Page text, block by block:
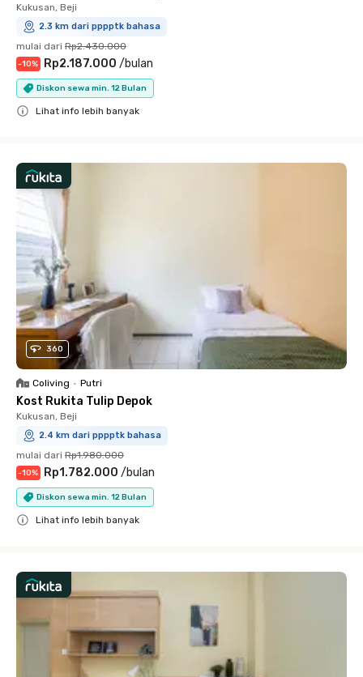
Kukusan, Beji
2.3 km dari pppptk bahasa
mulai dari Rp2.430.000
-10% Rp2.187.000 /bulan
Diskon sewa min. 12 Bulan
Lihat info lebih banyak
360
Coliving • Putri
Kost Rukita Tulip Depok
Kukusan, Beji
2.4 km dari pppptk bahasa
mulai dari Rp1.980.000
-10% Rp1.782.000 /bulan
Diskon sewa min. 12 Bulan
Lihat info lebih banyak